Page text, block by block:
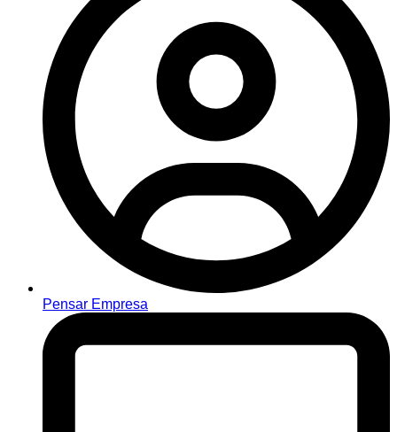
Pensar Empresa